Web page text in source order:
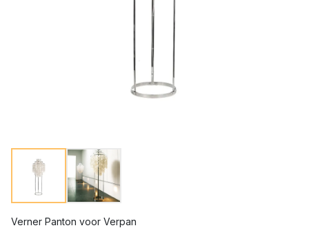
Verner Panton voor Verpan